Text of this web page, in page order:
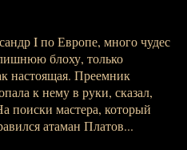
I по Европе, много чудес
блоху, только
настоящая. Преемник
к нему в руки, сказал,
поиски мастера, который
атаман Платов...